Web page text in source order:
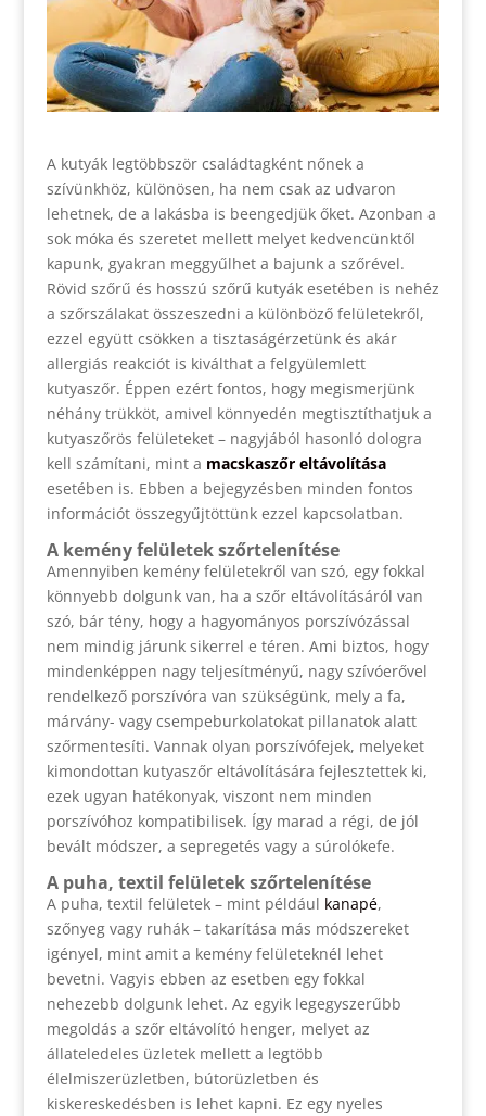
A kutyák legtöbbször családtagként nőnek a
szívünkhöz, különösen, ha nem csak az udvaron
lehetnek, de a lakásba is beengedjük őket. Azonban a
sok móka és szeretet mellett melyet kedvencünktől
kapunk, gyakran meggyűlhet a bajunk a szőrével.
Rövid szőrű és hosszú szőrű kutyák esetében is nehéz
a szőrszálakat összeszedni a különböző felületekről,
ezzel együtt csökken a tisztaságérzetünk és akár
allergiás reakciót is kiválthat a felgyülemlett
kutyaszőr. Éppen ezért fontos, hogy megismerjünk
néhány trükköt, amivel könnyedén megtisztíthatjuk a
kutyaszőrös felületeket – nagyjából hasonló dologra
kell számítani, mint a macskaszőr eltávolítása
esetében is. Ebben a bejegyzésben minden fontos
információt összegyűjtöttünk ezzel kapcsolatban.
A kemény felületek szőrtelenítése
Amennyiben kemény felületekről van szó, egy fokkal
könnyebb dolgunk van, ha a szőr eltávolításáról van
szó, bár tény, hogy a hagyományos porszívózással
nem mindig járunk sikerrel e téren. Ami biztos, hogy
mindenképpen nagy teljesítményű, nagy szívóerővel
rendelkező porszívóra van szükségünk, mely a fa,
márvány- vagy csempeburkolatokat pillanatok alatt
szőrmentesíti. Vannak olyan porszívófejek, melyeket
kimondottan kutyaszőr eltávolítására fejlesztettek ki,
ezek ugyan hatékonyak, viszont nem minden
porszívóhoz kompatibilisek. Így marad a régi, de jól
bevált módszer, a sepregetés vagy a súrolókefe.
A puha, textil felületek szőrtelenítése
A puha, textil felületek – mint például kanapé,
szőnyeg vagy ruhák – takarítása más módszereket
igényel, mint amit a kemény felületeknél lehet
bevetni. Vagyis ebben az esetben egy fokkal
nehezebb dolgunk lehet. Az egyik legegyszerűbb
megoldás a szőr eltávolító henger, melyet az
állateledeles üzletek mellett a legtöbb
élelmiszerüzletben, bútorüzletben és
kiskereskedésben is lehet kapni. Ez egy nyeles